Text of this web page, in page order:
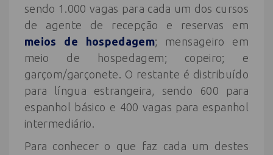
sendo 1.000 vagas para cada um dos cursos
de agente de recepção e reservas em
meios de hospedagem; mensageiro em
meio de hospedagem; copeiro; e
garçom/garçonete. O restante é distribuído
para língua estrangeira, sendo 600 para
espanhol básico e 400 vagas para espanhol
intermediário.
Para conhecer o que faz cada um destes